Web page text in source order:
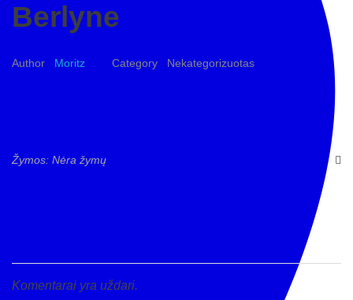
Berlyne
Moritz Nekategorizuotas
Žymos: Nėra žymų
Komentarai yra uždari.